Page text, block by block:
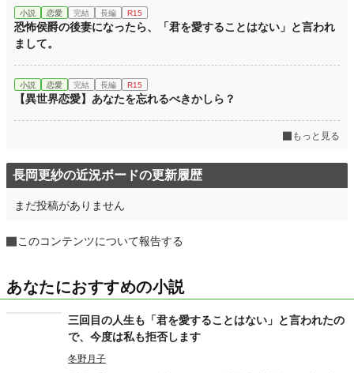
小説 恋愛 完結 長編 R15
恐怖侯爵の後妻になったら、「君を愛することはない」と言われ
まして。
小説 恋愛 完結 長編 R15
【異世界恋愛】あなたを忘れるべきかしら？
もっと見る
長岡更紗の近況ボードの更新履歴
まだ投稿がありません
このコンテンツについて報告する
あなたにおすすめの小説
三回目の人生も「君を愛することはない」と言われたの
で、今度は私も拒否します
冬野月子